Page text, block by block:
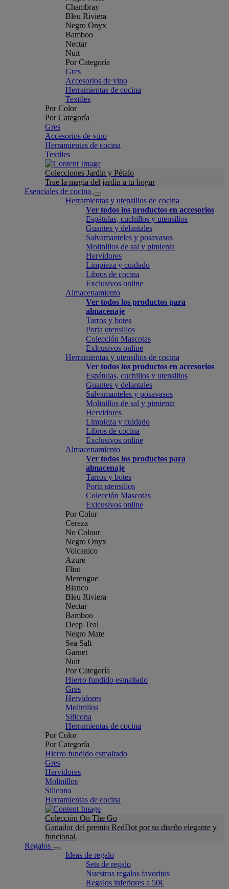
Chambray
Bleu Riviera
Negro Onyx
Bamboo
Nectar
Nuit
Por Categoría
Gres
Accesorios de vino
Herramientas de cocina
Textiles
Por Color
Por Categoría
Gres
Accesorios de vino
Herramientas de cocina
Textiles
Colecciones Jardin y Pétalo
Trae la magia del jardín a tu hogar
Esenciales de cocina
Herramientas y utensilios de cocina
Ver todos los productos en accesorios
Espátulas, cuchillos y utensilios
Guantes y delantales
Salvamanteles y posavasos
Molinillos de sal y pimienta
Hervidores
Limpieza y cuidado
Libros de cocina
Exclusivos online
Almacenamiento
Ver todos los productos para
almacenaje
Tarros y botes
Porta utensilios
Colección Mascotas
Exlcusivos online
Herramientas y utensilios de cocina
Ver todos los productos en accesorios
Espátulas, cuchillos y utensilios
Guantes y delantales
Salvamanteles y posavasos
Molinillos de sal y pimienta
Hervidores
Limpieza y cuidado
Libros de cocina
Exclusivos online
Almacenamiento
Ver todos los productos para
almacenaje
Tarros y botes
Porta utensilios
Colección Mascotas
Exlcusivos online
Por Color
Cereza
No Colour
Negro Onyx
Volcanico
Azure
Flint
Merengue
Blanco
Bleu Riviera
Nectar
Bamboo
Deep Teal
Negro Mate
Sea Salt
Garnet
Nuit
Por Categoría
Hierro fundido esmaltado
Gres
Hervidores
Molinillos
Silicona
Herramientas de cocina
Por Color
Por Categoría
Hierro fundido esmaltado
Gres
Hervidores
Molinillos
Silicona
Herramientas de cocina
Colección On The Go
Ganador del premio RedDot por su diseño elegante y
funcional.
Regalos
Ideas de regalo
Sets de regalo
Nuestros regalos favoritos
Regalos inferiores a 50€